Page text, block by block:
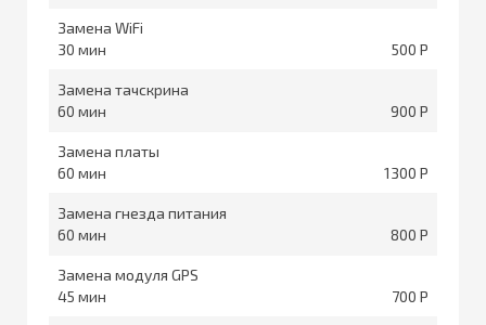
Замена WiFi
30
500
Замена тачскрина
60
900
Замена платы
60
1300
Замена гнезда питания
60
800
Замена модуля GPS
45
700